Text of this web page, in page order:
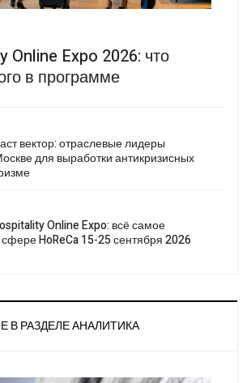
Online Expo 2026: что
в программе
вектор: отраслевые лидеры
для выработки антикризисных
Online Expo: всё самое
HoReCa 15-25 сентября 2026
В РАЗДЕЛЕ АНАЛИТИКА